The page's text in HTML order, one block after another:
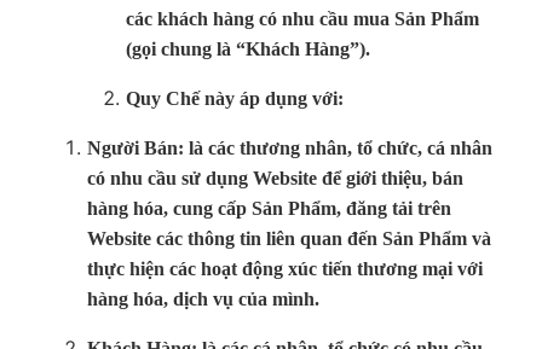
các khách hàng có nhu cầu mua Sản Phẩm
(gọi chung là “Khách Hàng”).
Quy Chế này áp dụng với:
Người Bán: là các thương nhân, tổ chức, cá nhân
có nhu cầu sử dụng Website để giới thiệu, bán
hàng hóa, cung cấp Sản Phẩm, đăng tải trên
Website các thông tin liên quan đến Sản Phẩm và
thực hiện các hoạt động xúc tiến thương mại với
hàng hóa, dịch vụ của mình.